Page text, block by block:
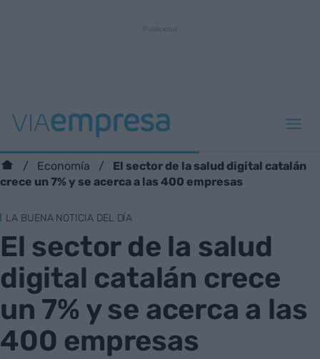
Economía
El sector de la salud digital catalán
crece un 7% y se acerca a las 400 empresas
LA BUENA NOTICIA DEL DÍA
El sector de la salud
digital catalán crece
un 7% y se acerca a las
400 empresas